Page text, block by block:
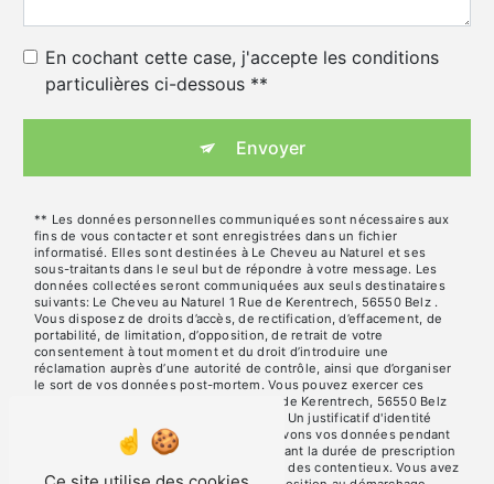
En cochant cette case, j'accepte les conditions
particulières ci-dessous **
Envoyer
** Les données personnelles communiquées sont nécessaires aux
fins de vous contacter et sont enregistrées dans un fichier
informatisé. Elles sont destinées à Le Cheveu au Naturel et ses
sous-traitants dans le seul but de répondre à votre message. Les
données collectées seront communiquées aux seuls destinataires
suivants: Le Cheveu au Naturel 1 Rue de Kerentrech, 56550 Belz .
Vous disposez de droits d’accès, de rectification, d’effacement, de
portabilité, de limitation, d’opposition, de retrait de votre
consentement à tout moment et du droit d’introduire une
réclamation auprès d’une autorité de contrôle, ainsi que d’organiser
le sort de vos données post-mortem. Vous pouvez exercer ces
droits par voie postale à l'adresse 1 Rue de Kerentrech, 56550 Belz
ou par courrier électronique à l'adresse . Un justificatif d'identité
pourra vous être demandé. Nous conservons vos données pendant
la période de prise de contact puis pendant la durée de prescription
légale aux fins probatoires et de gestion des contentieux. Vous avez